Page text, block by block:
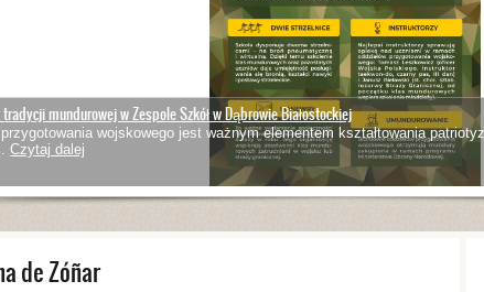
mundurowej w Zespole Szkół w Dąbrowie Białostockiej
przygotowania wojskowego jest ważnym elementem kształtowania
Czytaj dalej
de Zóñar